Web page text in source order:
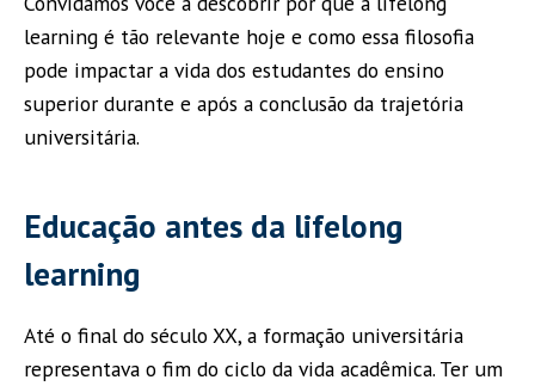
learning é tão relevante hoje e como essa filosofia
pode impactar a vida dos estudantes do ensino
superior durante e após a conclusão da trajetória
universitária.
Educação antes da lifelong
learning
Até o final do século XX, a formação universitária
representava o fim do ciclo da vida acadêmica. Ter um